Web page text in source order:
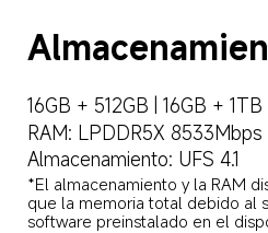
16GB + 512GB | 16GB + 1TB
RAM: LPDDR5X 8533Mbps
Almacenamiento: UFS 4.1
*El almacenamiento y la RAM
que la memoria total debido al
software preinstalado en el